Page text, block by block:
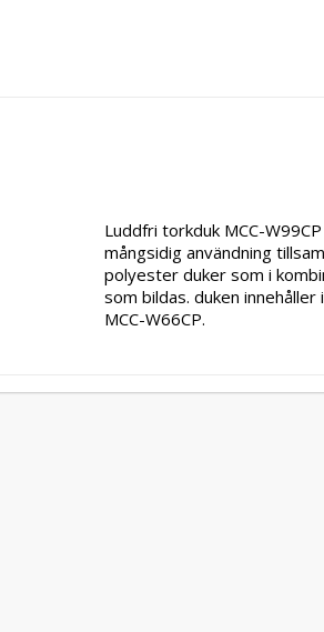
Luddfri torkduk MCC-
mångsidig användning
polyester duker som i
som bildas. duken
MCC-W66CP.